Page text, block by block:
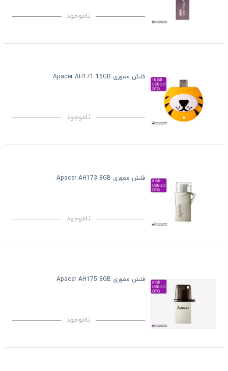
ناموجود
فلش مموری Apacer AH171 16GB
ناموجود
فلش مموری Apacer AH173 8GB
ناموجود
فلش مموری Apacer AH175 8GB
ناموجود